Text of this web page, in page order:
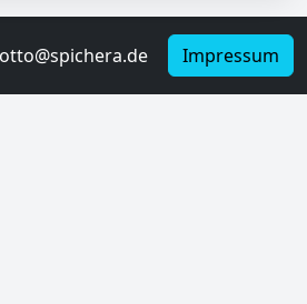
otto@spichera.de Impressum